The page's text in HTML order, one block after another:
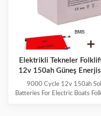
Elektrikli Tekneler
12v 150ah Güneş
9000 Cycle 12v 150ah
Batteries For Electric Boats
and Wind power generator